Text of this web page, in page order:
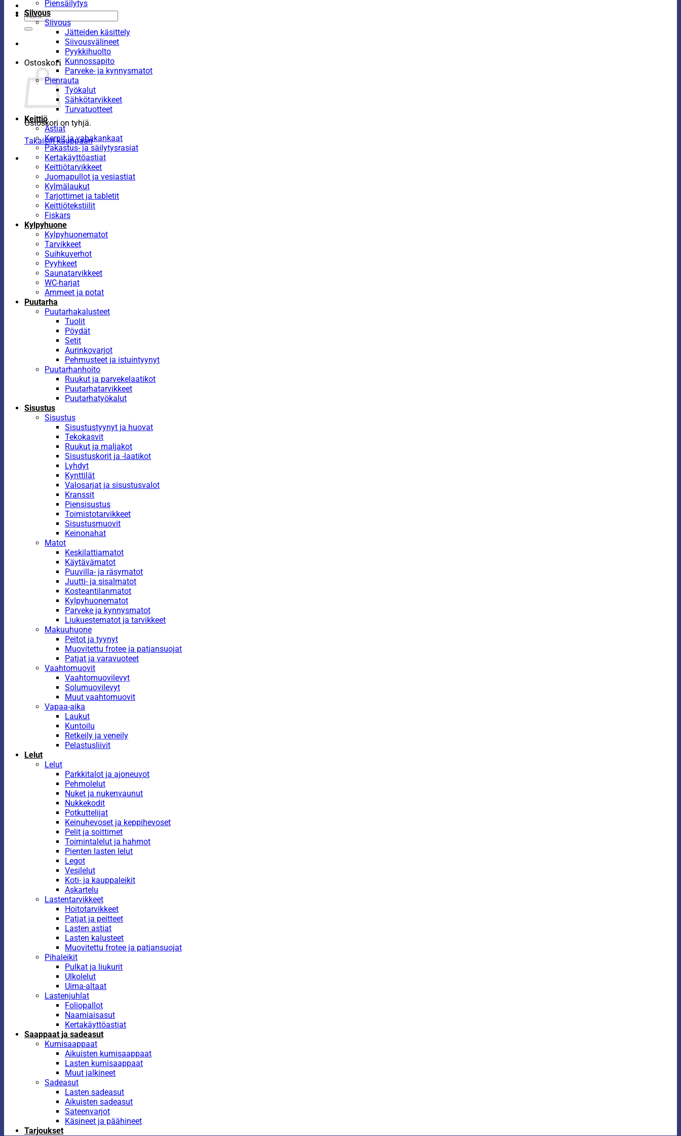
Etsi:
Ostoskori
Ostoskori on tyhjä.
Takaisin kauppaan
Piensäilytys
Siivous
Siivous
Jätteiden käsittely
Siivousvälineet
Pyykkihuolto
Kunnossapito
Parveke- ja kynnysmatot
Pienrauta
Työkalut
Sähkötarvikkeet
Turvatuotteet
Keittiö
Astiat
Kernit ja vahakankaat
Pakastus- ja säilytysrasiat
Kertakäyttöastiat
Keittiötarvikkeet
Juomapullot ja vesiastiat
Kylmälaukut
Tarjottimet ja tabletit
Keittiötekstiilit
Fiskars
Kylpyhuone
Kylpyhuonematot
Tarvikkeet
Suihkuverhot
Pyyhkeet
Saunatarvikkeet
WC-harjat
Ammeet ja potat
Puutarha
Puutarhakalusteet
Tuolit
Pöydät
Setit
Aurinkovarjot
Pehmusteet ja istuintyynyt
Puutarhanhoito
Ruukut ja parvekelaatikot
Puutarhatarvikkeet
Puutarhatyökalut
Sisustus
Sisustus
Sisustustyynyt ja huovat
Tekokasvit
Ruukut ja maljakot
Sisustuskorit ja -laatikot
Lyhdyt
Kynttilät
Valosarjat ja sisustusvalot
Kranssit
Piensisustus
Toimistotarvikkeet
Sisustusmuovit
Keinonahat
Matot
Keskilattiamatot
Käytävämatot
Puuvilla- ja räsymatot
Juutti- ja sisalmatot
Kosteantilanmatot
Kylpyhuonematot
Parveke ja kynnysmatot
Liukuestematot ja tarvikkeet
Makuuhuone
Peitot ja tyynyt
Muovitettu frotee ja patjansuojat
Patjat ja varavuoteet
Vaahtomuovit
Vaahtomuovilevyt
Solumuovilevyt
Muut vaahtomuovit
Vapaa-aika
Laukut
Kuntoilu
Retkeily ja veneily
Pelastusliivit
Lelut
Lelut
Parkkitalot ja ajoneuvot
Pehmolelut
Nuket ja nukenvaunut
Nukkekodit
Potkuttelijat
Keinuhevoset ja keppihevoset
Pelit ja soittimet
Toimintalelut ja hahmot
Pienten lasten lelut
Legot
Vesilelut
Koti- ja kauppaleikit
Askartelu
Lastentarvikkeet
Hoitotarvikkeet
Patjat ja peitteet
Lasten astiat
Lasten kalusteet
Muovitettu frotee ja patjansuojat
Pihaleikit
Pulkat ja liukurit
Ulkolelut
Uima-altaat
Lastenjuhlat
Foliopallot
Naamiaisasut
Kertakäyttöastiat
Saappaat ja sadeasut
Kumisaappaat
Aikuisten kumisaappaat
Lasten kumisaappaat
Muut jalkineet
Sadeasut
Lasten sadeasut
Aikuisten sadeasut
Sateenvarjot
Käsineet ja päähineet
Tarjoukset